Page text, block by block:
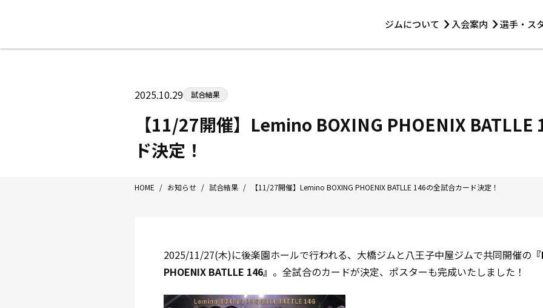
ジムについて 入会案内 選手・ス
Tel/Fax：042-622-7222
選手・スタッフ
2025.10.29 試合結果
【11/27開催】Lemino BOXING PHOENIX BATLLE
ド決定！
HOME / お知らせ / 試合結果 / 【11/27開催】Lemino BOXING PHOENIX BATLLE 146の全試合カード決定！
2025/11/27(木)に後楽園ホールで行われる、大橋ジムと八王子中屋ジムで共同開催の
PHOENIX BATLLE 146』 。全試合のカードが決定、ポスターも完成いたしました！